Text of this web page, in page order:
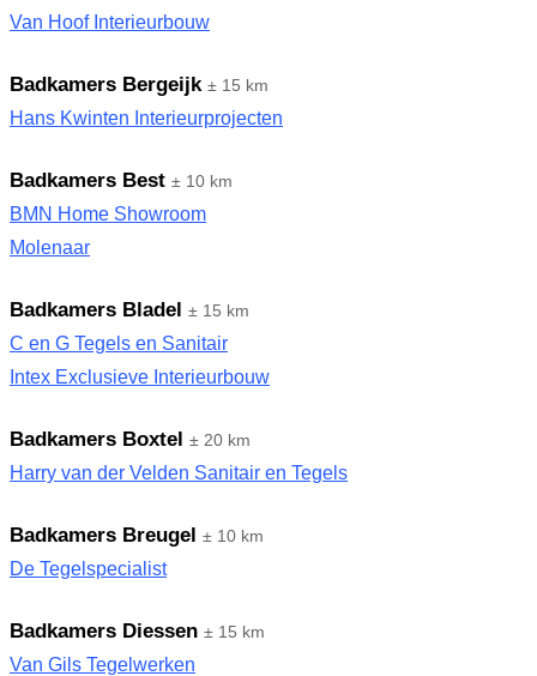
Van Hoof Interieurbouw
Badkamers Bergeijk ± 15 km
Hans Kwinten Interieurprojecten
Badkamers Best ± 10 km
BMN Home Showroom
Molenaar
Badkamers Bladel ± 15 km
C en G Tegels en Sanitair
Intex Exclusieve Interieurbouw
Badkamers Boxtel ± 20 km
Harry van der Velden Sanitair en Tegels
Badkamers Breugel ± 10 km
De Tegelspecialist
Badkamers Diessen ± 15 km
Van Gils Tegelwerken